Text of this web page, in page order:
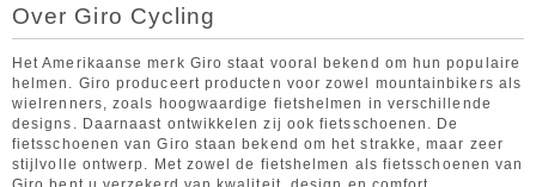
Over Giro Cycling
Het Amerikaanse merk Giro staat vooral bekend om hun populaire
helmen. Giro produceert producten voor zowel mountainbikers als
wielrenners, zoals hoogwaardige fietshelmen in verschillende
designs. Daarnaast ontwikkelen zij ook fietsschoenen. De
fietsschoenen van Giro staan bekend om het strakke, maar zeer
stijlvolle ontwerp. Met zowel de fietshelmen als fietsschoenen van